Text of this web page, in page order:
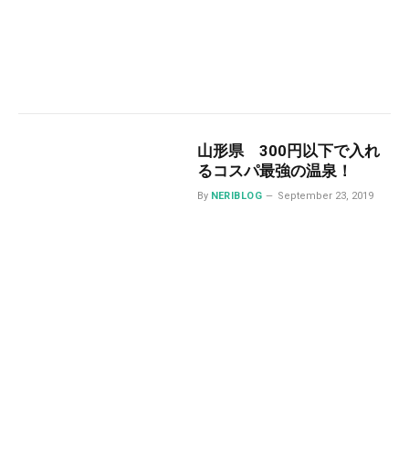
山形県 300円以下で入れ
るコスパ最強の温泉！
By NERIBLOG September 23, 2019